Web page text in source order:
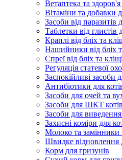
Ветаптека та здоров'я
Вітаміни та добавки
Засоби від паразитів
Таблетки від глистів
Краплі від бліх та
Нашийники від бліх
Спреї від бліх та
Регуляція статевої
Заспокійливі засоби
Антибіотики для
Засоби для очей та
Засоби для ШКТ котів
Засоби для виведення
Захисні коміри для
Молоко та
Швидке відновлення
Корм для гризунів